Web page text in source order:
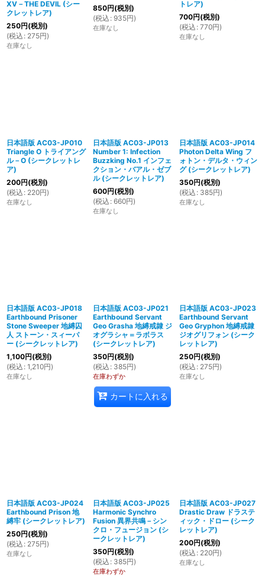
XV－THE DEVIL (シー
クレットレア)
250円(税別)
(税込 : 275円)
在庫なし
850円(税別)
(税込 : 935円)
在庫なし
トレア)
700円(税別)
(税込 : 770円)
在庫なし
日本語版 AC03-JP010
Triangle O トライアング
ル－O (シークレットレ
ア)
200円(税別)
(税込 : 220円)
在庫なし
日本語版 AC03-JP013
Number 1: Infection
Buzzking No.1 インフェ
クション・バアル・ゼブ
ル (シークレットレア)
600円(税別)
(税込 : 660円)
在庫なし
日本語版 AC03-JP014
Photon Delta Wing フ
ォトン・デルタ・ウィン
グ (シークレットレア)
350円(税別)
(税込 : 385円)
在庫なし
日本語版 AC03-JP018
Earthbound Prisoner
Stone Sweeper 地縛囚
人 ストーン・スィーパ
ー (シークレットレア)
1,100円(税別)
(税込 : 1,210円)
在庫なし
日本語版 AC03-JP021
Earthbound Servant
Geo Grasha 地縛戒隷 ジ
オグラシャ＝ラボラス
(シークレットレア)
350円(税別)
(税込 : 385円)
在庫わずか
カートに入れる
日本語版 AC03-JP023
Earthbound Servant
Geo Gryphon 地縛戒隷
ジオグリフォン (シーク
レットレア)
250円(税別)
(税込 : 275円)
在庫なし
日本語版 AC03-JP024
Earthbound Prison 地
縛牢 (シークレットレア)
250円(税別)
(税込 : 275円)
在庫なし
日本語版 AC03-JP025
Harmonic Synchro
Fusion 異界共鳴－シン
クロ・フュージョン (シ
ークレットレア)
350円(税別)
(税込 : 385円)
在庫わずか
日本語版 AC03-JP027
Drastic Draw ドラステ
ィック・ドロー (シーク
レットレア)
200円(税別)
(税込 : 220円)
在庫なし